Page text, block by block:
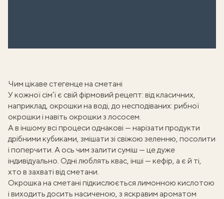
Чим цікаве стегенце на сметані
У кожної сім’ї є свій фірмовий рецепт: від класичних,
наприклад, окрошки на воді, до несподіваних: рибної
окрошки і навіть окрошки з лососем.
А в іншому всі процеси однакові — нарізати продукти
дрібними кубиками, змішати зі свіжою зеленню, посолити
і поперчити. А ось чим залити суміш — це дуже
індивідуально. Одні люблять квас, інші — кефір, а є й ті,
хто в захваті від сметани.
Окрошка на сметані підкислюється лимонною кислотою
і виходить досить насиченою, з яскравим ароматом